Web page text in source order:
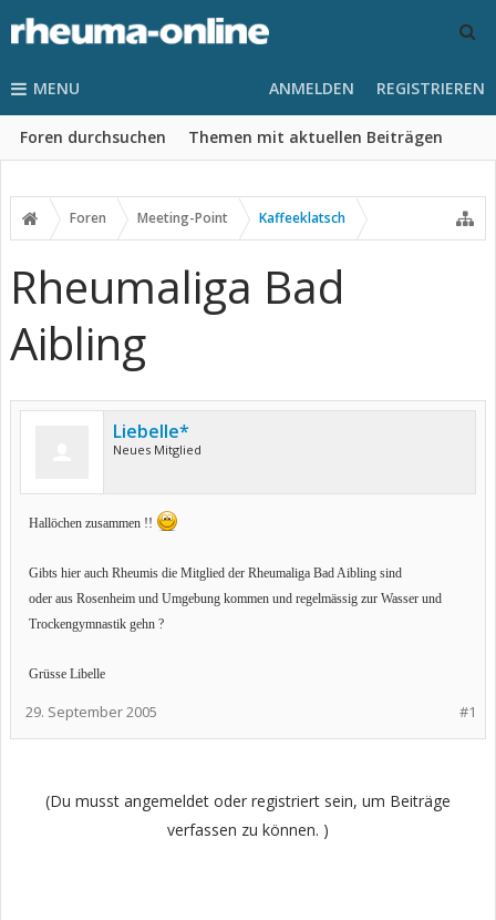
MENU
Foren durchsuchen Themen mit aktuellen Beiträgen
ANMELDEN REGISTRIEREN
Foren Meeting-Point Kaffeeklatsch
Rheumaliga Bad
Aibling
Liebelle*
Neues Mitglied
Hallöchen zusammen !!
Gibts hier auch Rheumis die Mitglied der Rheumaliga Bad Aibling sind
oder aus Rosenheim und Umgebung kommen und regelmässig zur Wasser und
Trockengymnastik gehn ?
Grüsse Libelle
#1
29. September 2005
(Du musst angemeldet oder registriert sein, um Beiträge
verfassen zu können. )